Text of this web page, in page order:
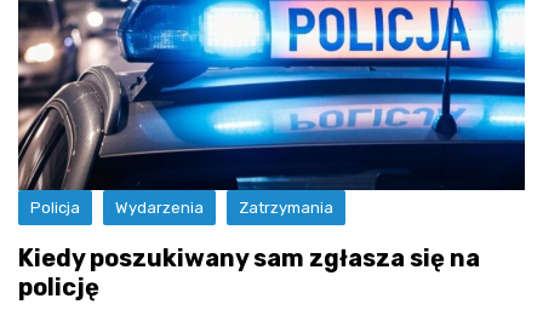
Policja Wydarzenia Zatrzymania
Kiedy poszukiwany sam zgłasza się na
policję